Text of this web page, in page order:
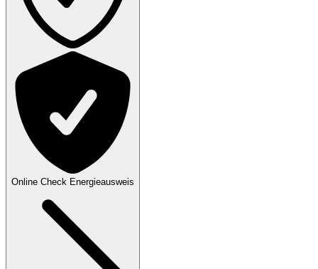
Online Check Energieausweis